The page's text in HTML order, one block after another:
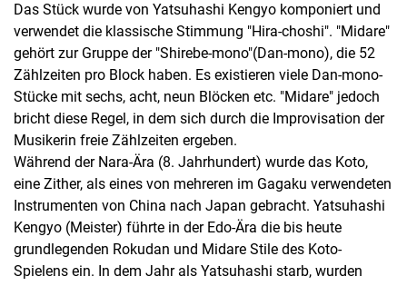
Das Stück wurde von Yatsuhashi Kengyo komponiert und
verwendet die klassische Stimmung "Hira-choshi". "Midare"
gehört zur Gruppe der "Shirebe-mono"(Dan-mono), die 52
Zählzeiten pro Block haben. Es existieren viele Dan-mono-
Stücke mit sechs, acht, neun Blöcken etc. "Midare" jedoch
bricht diese Regel, in dem sich durch die Improvisation der
Musikerin freie Zählzeiten ergeben.
Während der Nara-Ära (8. Jahrhundert) wurde das Koto,
eine Zither, als eines von mehreren im Gagaku verwendeten
Instrumenten von China nach Japan gebracht. Yatsuhashi
Kengyo (Meister) führte in der Edo-Ära die bis heute
grundlegenden Rokudan und Midare Stile des Koto-
Spielens ein. In dem Jahr als Yatsuhashi starb, wurden